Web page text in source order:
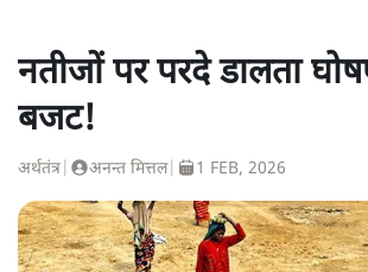
नतीजों पर परदे डालता
बजट!
अर्थतंत्र अनन्त मित्तल| 1 FEB, 2026